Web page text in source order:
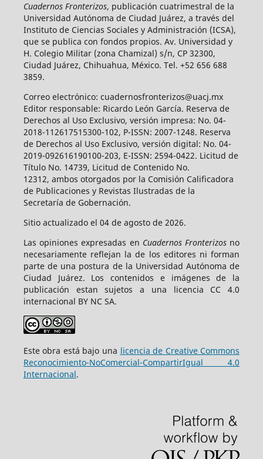
Cuadernos Fronterizos, publicación cuatrimestral de la
Universidad Autónoma de Ciudad Juárez, a través del
Instituto de Ciencias Sociales y Administración (ICSA),
que se publica con fondos propios. Av. Universidad y
H. Colegio Militar (zona Chamizal) s/n, CP 32300,
Ciudad Juárez, Chihuahua, México. Tel. +52 656 688
3859.
Correo electrónico: cuadernosfronterizos@uacj.mx
Editor responsable: Ricardo León García. Reserva de
Derechos al Uso Exclusivo, versión impresa: No. 04-
2018-112617515300-102, P-ISSN: 2007-1248. Reserva
de Derechos al Uso Exclusivo, versión digital: No. 04-
2019-092616190100-203, E-ISSN: 2594-0422. Licitud de
Título No. 14739, Licitud de Contenido No.
12312, ambos otorgados por la Comisión Calificadora
de Publicaciones y Revistas Ilustradas de la
Secretaría de Gobernación.
Sitio actualizado el 04 de agosto de 2026.
Las opiniones expresadas en Cuadernos Fronterizosno
necesariamente reflejan la de los editores ni forman
parte de una postura de la Universidad Autónoma de
Ciudad Juárez. Los contenidos e imágenes de la
publicación estan sujetos a una licencia CC 4.0
internacional BY NC SA.
Este obra está bajo una licencia de Creative Commons
Reconocimiento-NoComercial-CompartirIgual 4.0
Internacional.